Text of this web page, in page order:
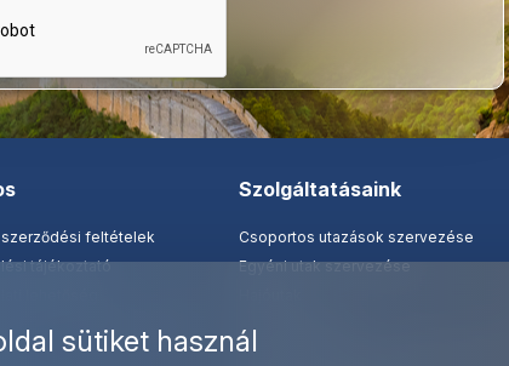
sütiket használ
szerződési feltételek
tájékoztató
Szolgáltatásaink
Csoportos utazások szervezése
Egyéni utak szervezése
Nemzetközi tanár és diákigazolványok